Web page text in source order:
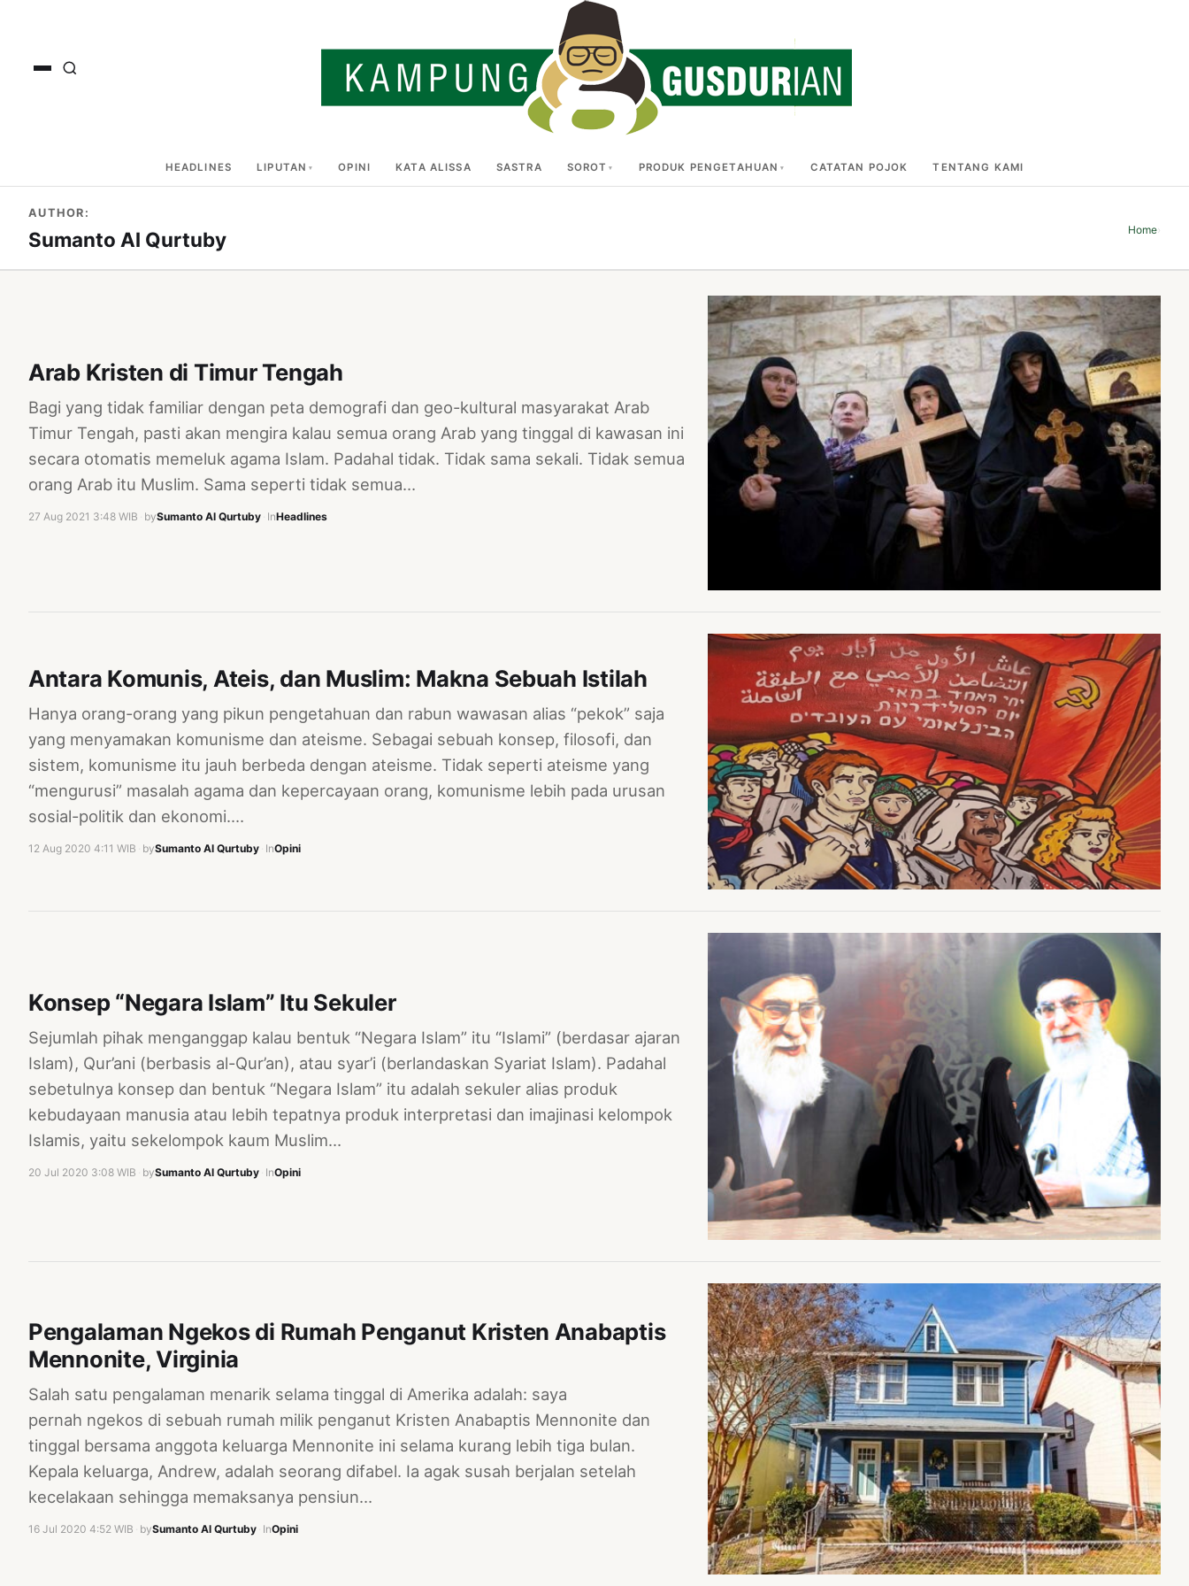
HEADLINES LIPUTAN OPINI KATA ALISSA SASTRA SOROT PRODUK PENGETAHUAN CATATAN POJOK TENTANG KAMI
AUTHOR:
Sumanto Al Qurtuby Home›
Arab Kristen di Timur Tengah
Bagi yang tidak familiar dengan peta demografi dan geo-kultural masyarakat Arab
Timur Tengah, pasti akan mengira kalau semua orang Arab yang tinggal di kawasan ini
secara otomatis memeluk agama Islam. Padahal tidak. Tidak sama sekali. Tidak semua
orang Arab itu Muslim. Sama seperti tidak semua…
27 Aug 2021 3:48 WIB bySumanto Al Qurtuby InHeadlines
Antara Komunis, Ateis, dan Muslim: Makna Sebuah Istilah
Hanya orang-orang yang pikun pengetahuan dan rabun wawasan alias “pekok” saja
yang menyamakan komunisme dan ateisme. Sebagai sebuah konsep, filosofi, dan
sistem, komunisme itu jauh berbeda dengan ateisme. Tidak seperti ateisme yang
“mengurusi” masalah agama dan kepercayaan orang, komunisme lebih pada urusan
sosial-politik dan ekonomi.…
12 Aug 2020 4:11 WIB bySumanto Al Qurtuby InOpini
Konsep “Negara Islam” Itu Sekuler
Sejumlah pihak menganggap kalau bentuk “Negara Islam” itu “Islami” (berdasar ajaran
Islam), Qur’ani (berbasis al-Qur’an), atau syar’i (berlandaskan Syariat Islam). Padahal
sebetulnya konsep dan bentuk “Negara Islam” itu adalah sekuler alias produk
kebudayaan manusia atau lebih tepatnya produk interpretasi dan imajinasi kelompok
Islamis, yaitu sekelompok kaum Muslim…
20 Jul 2020 3:08 WIB bySumanto Al Qurtuby InOpini
Pengalaman Ngekos di Rumah Penganut Kristen Anabaptis
Mennonite, Virginia
Salah satu pengalaman menarik selama tinggal di Amerika adalah: saya
pernah ngekos di sebuah rumah milik penganut Kristen Anabaptis Mennonite dan
tinggal bersama anggota keluarga Mennonite ini selama kurang lebih tiga bulan.
Kepala keluarga, Andrew, adalah seorang difabel. Ia agak susah berjalan setelah
kecelakaan sehingga memaksanya pensiun…
16 Jul 2020 4:52 WIB bySumanto Al Qurtuby InOpini